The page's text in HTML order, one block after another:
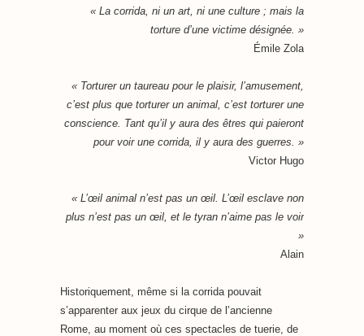
« La corrida, ni un art, ni une culture ; mais la
torture d’une victime désignée. »
Émile Zola
« Torturer un taureau pour le plaisir, l’amusement,
c’est plus que torturer un animal, c’est torturer une
conscience. Tant qu’il y aura des êtres qui paieront
pour voir une corrida, il y aura des guerres. »
Victor Hugo
« L’œil animal n’est pas un œil. L’œil esclave non
plus n’est pas un œil, et le tyran n’aime pas le voir
»
Alain
Historiquement, même si la corrida pouvait
s’apparenter aux jeux du cirque de l’ancienne
Rome, au moment où ces spectacles de tuerie, de